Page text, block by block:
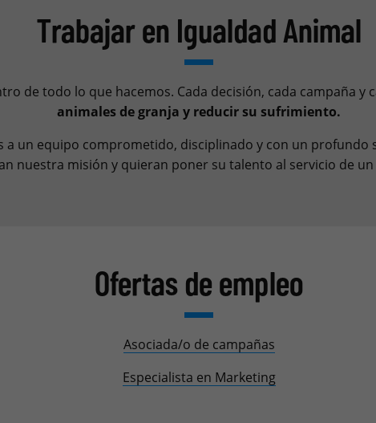
Trabajar en Igualdad Animal
de todo lo que hacemos. Cada decisión, cada campaña
animales de granja y reducir su sufrimiento.
a un equipo comprometido, disciplinado y con un
nuestra misión y quieran poner su talento al servicio de
Ofertas de empleo
Asociada/o de campañas
Especialista en Marketing